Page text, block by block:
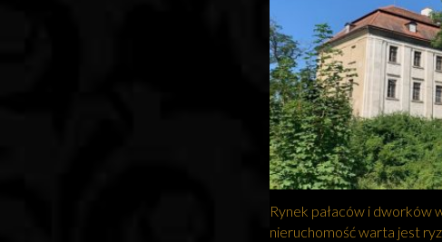
Rynek pałaców i dworków
nieruchomość warta jest